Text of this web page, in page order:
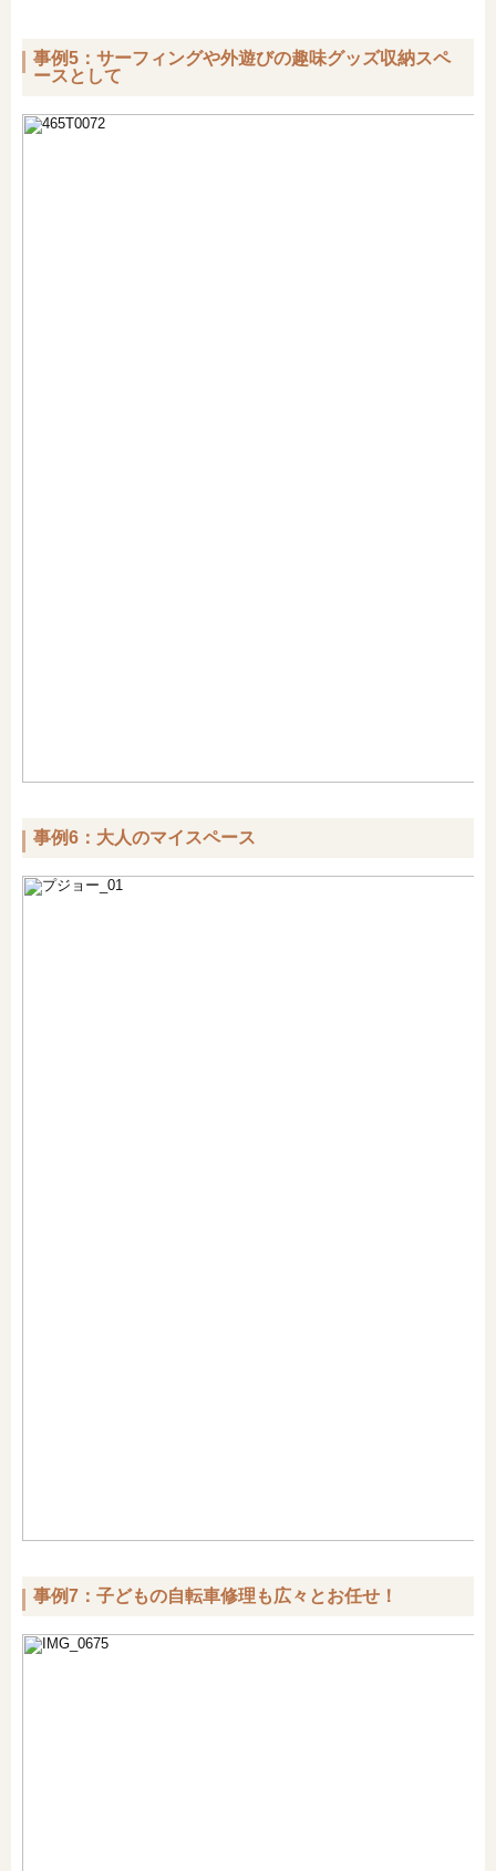
事例5：サーフィングや外遊びの趣味グッズ収納スペ
ースとして
事例6：大人のマイスペース
事例7：子どもの自転車修理も広々とお任せ！